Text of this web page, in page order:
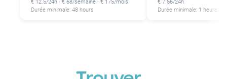
€ 12.5/24h · € 68/semaine · € 175/mois
Durée minimale: 48 hours
€ 7.56/24h
Durée minimale: 1 heure